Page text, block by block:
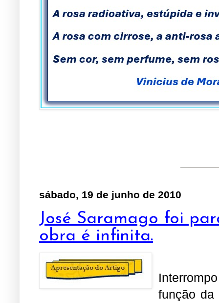
sábado, 19 de junho de 2010
José Saramago foi
obra é infinita.
função